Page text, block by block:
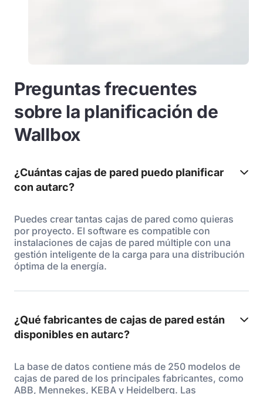
Preguntas frecuentes
sobre la planificación de
Wallbox
¿Cuántas cajas de pared puedo planificar
con autarc?
Puedes crear tantas cajas de pared como quieras
por proyecto. El software es compatible con
instalaciones de cajas de pared múltiple con una
gestión inteligente de la carga para una distribución
óptima de la energía.
¿Qué fabricantes de cajas de pared están
disponibles en autarc?
La base de datos contiene más de 250 modelos de
cajas de pared de los principales fabricantes, como
ABB, Mennekes, KEBA y Heidelberg. Las